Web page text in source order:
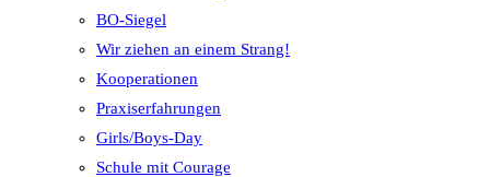
BO-Siegel
Wir ziehen an einem Strang!
Kooperationen
Praxiserfahrungen
Girls/Boys-Day
Schule mit Courage